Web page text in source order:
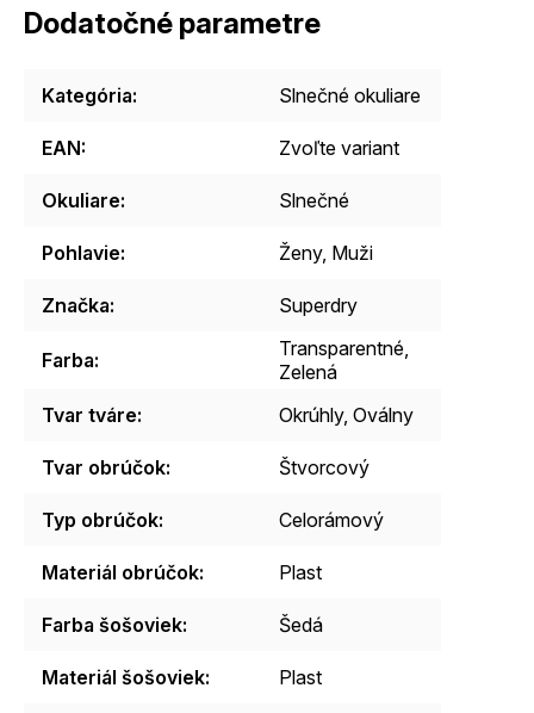
Dodatočné parametre
Kategória: Slnečné okuliare
EAN: Zvoľte variant
Okuliare: Slnečné
Pohlavie: Ženy, Muži
Značka: Superdry
Farba:
Transparentné,
Zelená
Tvar tváre: Okrúhly, Oválny
Tvar obrúčok: Štvorcový
Typ obrúčok: Celorámový
Materiál obrúčok: Plast
Farba šošoviek: Šedá
Materiál šošoviek: Plast